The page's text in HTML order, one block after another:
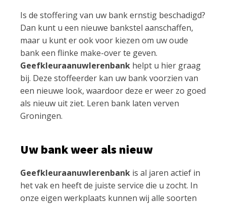
Is de stoffering van uw bank ernstig beschadigd?
Dan kunt u een nieuwe bankstel aanschaffen,
maar u kunt er ook voor kiezen om uw oude
bank een flinke make-over te geven.
Geefkleuraanuwlerenbank helpt u hier graag
bij. Deze stoffeerder kan uw bank voorzien van
een nieuwe look, waardoor deze er weer zo goed
als nieuw uit ziet. Leren bank laten verven
Groningen.
Uw bank weer als nieuw
Geefkleuraanuwlerenbank is al jaren actief in
het vak en heeft de juiste service die u zocht. In
onze eigen werkplaats kunnen wij alle soorten